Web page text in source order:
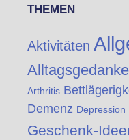
THEMEN
Aktivitäten
Arthritis
Demenz Depression
Geschenk-